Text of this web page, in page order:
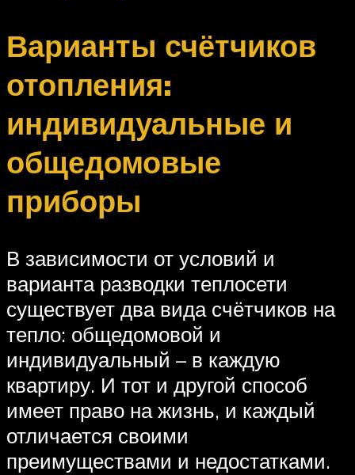
Варианты счётчиков
отопления:
индивидуальные и
общедомовые
приборы
В зависимости от условий и
варианта разводки теплосети
существует два вида счётчиков на
тепло: общедомовой и
индивидуальный – в каждую
квартиру. И тот и другой способ
имеет право на жизнь, и каждый
отличается своими
преимуществами и недостатками.